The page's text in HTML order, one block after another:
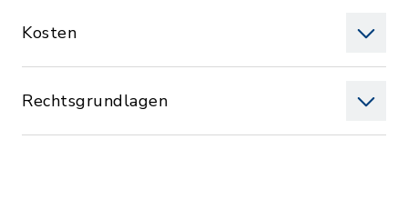
Kosten
Rechtsgrundlagen